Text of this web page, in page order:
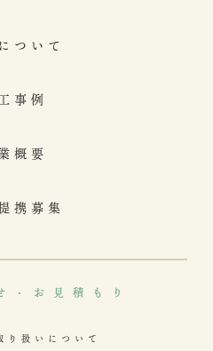
ついて
事例
概要
携募集
・お見積もり
り扱いについて